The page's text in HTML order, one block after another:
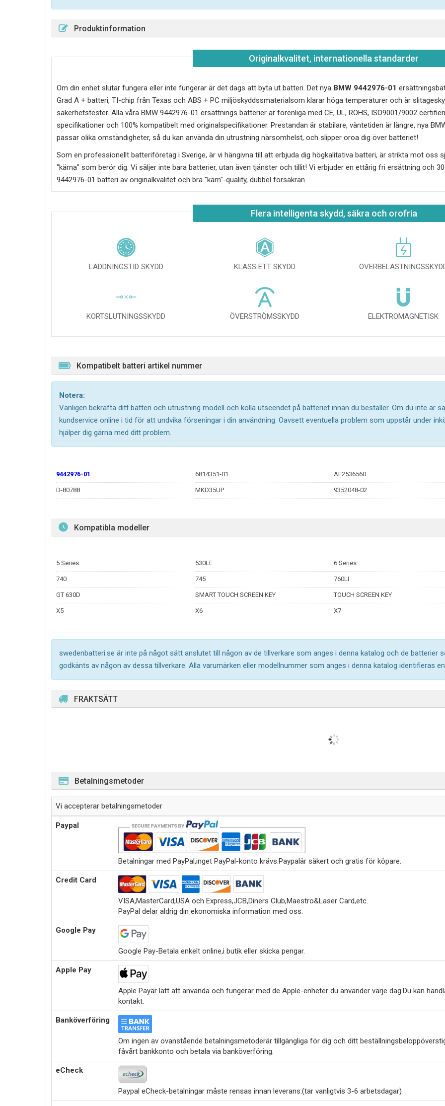
Produktinformation
Originalkvalitet, internationella standarder
Om din enhet slutar fungera eller inte fungerar är det dags att byta ut batteri. Det nya BMW 9442976-01
Grad A + batteri, TI-chip från Texas och ABS + PC miljöskyddssmaterialsom klarar höga temperaturer och är
säkerhetstester. Alla våra BMW 9442976-01 ersättnings batterier är förenliga med CE, UL, ROHS, ISO9001/9002
specifikationer och 100% kompatibelt med originalspecifikationer. Prestandan är stabilare, väntetiden är längre, nya
passar olika omständigheter, så du kan använda din utrustning närsomhelst, och slipper oroa dig över batteriet!
Som en professionellt batteriföretag i Sverige, är vi hängivna till att erbjuda dig högkalitativa batteri, är strikta mot oss
"kärna" som berör dig. Vi säljer inte bara batterier, utan även tjänster och tillit! Vi erbjuder en ettårig fri ersättning och
9442976-01 batteri av originalkvalitet och bra "kärn"-quality, dubbel försäkran.
Flera intelligenta skydd, säkra och orofria
LADDNINGSTID SKYDD KLASS ETT SKYDD
KORTSLUTNINGSSKYDD ÖVERSTRÖMSSKYDD ELEKTROMAGNETISK
Kompatibelt batteri artikel nummer
Notera:
Vänligen bekräfta ditt batteri och utrustning modell och kolla utseendet på batteriet innan du beställer. Om du inte är
kundservice online i tid för att undvika förseningar i din användning. Oavsett eventuella problem som uppstår under
hjälper dig gärna med ditt problem.
9442976-01 6814351-01 AE2536560
D-80788 MKD35UP 9352048-02
Kompatibla modeller
5 Series 530LE 6 Series
740 745 760LI
GT 630D SMART TOUCH SCREEN KEY TOUCH SCREEN KEY
X5 X6 X7
swedenbatteri.se är inte på något sätt anslutet till någon av de tillverkare som anges i denna katalog och de batterier
godkänts av någon av dessa tillverkare. Alla varumärken eller modellnummer som anges i denna katalog identifieras
FRAKTSÄTT
Betalningsmetoder
Vi accepterar betalningsmetoder
Paypal
Betalningar med PayPal,inget PayPal-konto krävs.Paypalär säkert och gratis för köpare.
Credit Card
VISA,MasterCard,USA och Express,JCB,Diners Club,Maestro&Laser Card,etc.
PayPal delar aldrig din ekonomiska information med oss.
Google Pay
Google Pay-Betala enkelt online,i butik eller skicka pengar.
Apple Pay
Apple Payär lätt att använda och fungerar med de Apple-enheter du använder varje dag.Du kan
kontakt.
Banköverföring
Om ingen av ovanstående betalningsmetoderär tillgängliga för dig och ditt
fåvårt bankkonto och betala via banköverföring.
eCheck
Paypal eCheck-betalningar måste rensas innan leverans.(tar vanligtvis 3-6 arbetsdagar)